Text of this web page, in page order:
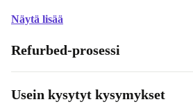
Näytä lisää
Refurbed-prosessi
Usein kysytyt kysymykset